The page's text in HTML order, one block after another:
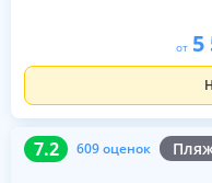
от 5
7.2 609 оценок
7.2 609 оценок